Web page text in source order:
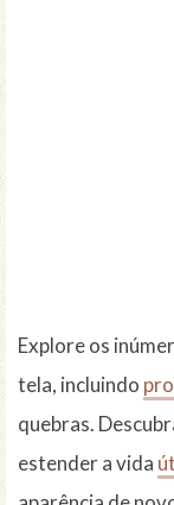
Explore os
tela, incluindo
quebras.
estender a vida